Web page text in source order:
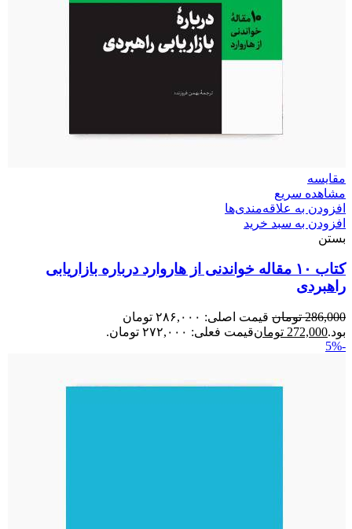
مقایسه
مشاهده سریع
افزودن به علاقه‌مندی‌ها
افزودن به سبد خرید
بستن
کتاب ۱۰ مقاله خواندنی از هاروارد درباره بازاریابی
راهبردی
286,000 تومان
قیمت اصلی: ۲۸۶,۰۰۰ تومان
بود.272,000 تومانقیمت فعلی: ۲۷۲,۰۰۰ تومان.
-5%